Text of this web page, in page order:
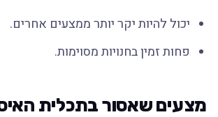
יכול להיות יקר יותר ממצעים אחרים.
פחות זמין בחנויות מסוימות.
מצעים שאסור בתכלית